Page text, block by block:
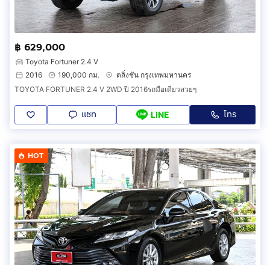
฿ 629,000
Toyota Fortuner 2.4 V
2016
190,000 กม.
ตลิ่งชัน กรุงเทพมหานคร
TOYOTA FORTUNER 2.4 V 2WD ปี 2016รถมือเดียวสวยๆ
แชท LINE โทร
HOT